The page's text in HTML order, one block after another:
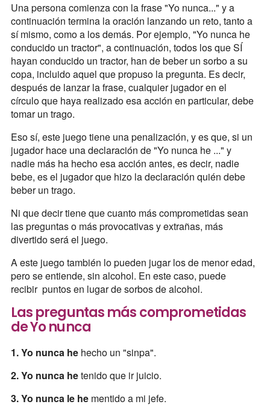
Una persona comienza con la frase "Yo nunca..." y a
continuación termina la oración lanzando un reto, tanto a
sí mismo, como a los demás. Por ejemplo, "Yo nunca he
conducido un tractor", a continuación, todos los que SÍ
hayan conducido un tractor, han de beber un sorbo a su
copa, incluido aquel que propuso la pregunta. Es decir,
después de lanzar la frase, cualquier jugador en el
círculo que haya realizado esa acción en particular, debe
tomar un trago.
Eso sí, este juego tiene una penalización, y es que, si un
jugador hace una declaración de "Yo nunca he ..." y
nadie más ha hecho esa acción antes, es decir, nadie
bebe, es el jugador que hizo la declaración quién debe
beber un trago.
Ni que decir tiene que cuanto más comprometidas sean
las preguntas o más provocativas y extrañas, más
divertido será el juego.
A este juego también lo pueden jugar los de menor edad,
pero se entiende, sin alcohol. En este caso, puede
recibir puntos en lugar de sorbos de alcohol.
Las preguntas más comprometidas
de Yo nunca
1. Yo nunca he hecho un "sinpa".
2. Yo nunca hetenido que ir juicio.
3. Yo nunca le hementido a mi jefe.